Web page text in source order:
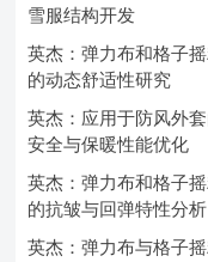
雪服结构开发
英杰：弹力布和格子
的动态舒适性研究
英杰：应用于防风外
安全与保暖性能优化
英杰：弹力布和格子
的抗皱与回弹特性分析
英杰：弹力布与格子